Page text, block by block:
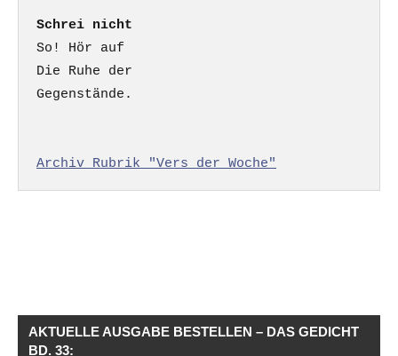
Schrei nicht
So! Hör auf
Die Ruhe der
Gegenstände.
Archiv Rubrik "Vers der Woche"
AKTUELLE AUSGABE BESTELLEN – DAS GEDICHT
BD. 33: